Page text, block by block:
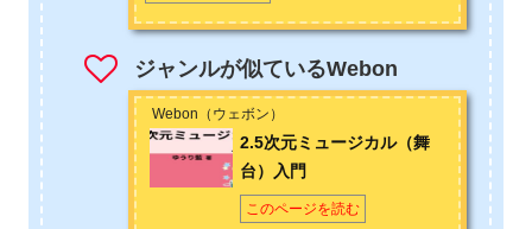
ジャンルが似ているWebon
Webon（ウェボン）
2.5次元ミュージカル（舞
台）入門
このページを読む